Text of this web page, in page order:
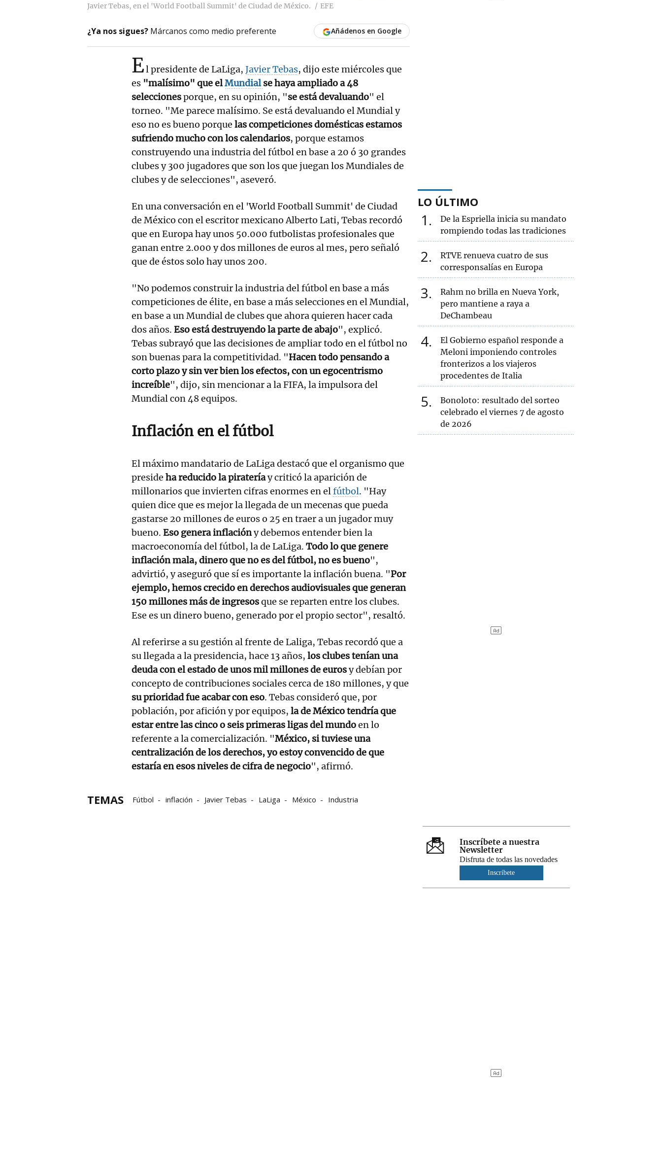
Javier Tebas, en el 'World Football Summit' de Ciudad de México. EFE
¿Ya nos sigues? Márcanos como medio preferente Añádenos en Google
El presidente de LaLiga, Javier Tebas, dijo este miércoles que
es "malísimo" que elMundialse haya ampliado a 48
seleccionesporque, en su opinión, "se está devaluando" el
torneo. "Me parece malísimo. Se está devaluando el Mundial y
eso no es bueno porque las competiciones domésticas estamos
sufriendo mucho con los calendarios, porque estamos
construyendo una industria del fútbol en base a 20 ó 30 grandes
clubes y 300 jugadores que son los que juegan los Mundiales de
clubes y de selecciones", aseveró.
En una conversación en el 'World Football Summit' de Ciudad
de México con el escritor mexicano Alberto Lati, Tebas recordó
que en Europa hay unos 50.000 futbolistas profesionales que
ganan entre 2.000 y dos millones de euros al mes, pero señaló
que de éstos solo hay unos 200.
"No podemos construir la industria del fútbol en base a más
competiciones de élite, en base a más selecciones en el Mundial,
en base a un Mundial de clubes que ahora quieren hacer cada
dos años. Eso está destruyendo la parte de abajo", explicó.
Tebas subrayó que las decisiones de ampliar todo en el fútbol no
son buenas para la competitividad. "Hacen todo pensando a
corto plazo y sin ver bien los efectos, con un egocentrismo
increíble", dijo, sin mencionar a la FIFA, la impulsora del
Mundial con 48 equipos.
Inflación en el fútbol
El máximo mandatario de LaLiga destacó que el organismo que
preside ha reducido la pirateríay criticó la aparición de
millonarios que invierten cifras enormes en elfútbol. "Hay
quien dice que es mejor la llegada de un mecenas que pueda
gastarse 20 millones de euros o 25 en traer a un jugador muy
bueno. Eso genera inflacióny debemos entender bien la
macroeconomía del fútbol, la de LaLiga. Todo lo que genere
inflación mala, dinero que no es del fútbol, no es bueno",
advirtió, y aseguró que sí es importante la inflación buena. "Por
ejemplo, hemos crecido en derechos audiovisuales que generan
150 millones más de ingresosque se reparten entre los clubes.
Ese es un dinero bueno, generado por el propio sector", resaltó.
Al referirse a su gestión al frente de Laliga, Tebas recordó que a
su llegada a la presidencia, hace 13 años, los clubes tenían una
deuda con el estado de unos mil millones de eurosy debían por
concepto de contribuciones sociales cerca de 180 millones, y que
su prioridad fue acabar con eso. Tebas consideró que, por
población, por afición y por equipos, la de México tendría que
estar entre las cinco o seis primeras ligas del mundoen lo
referente a la comercialización. "México, si tuviese una
centralización de los derechos, yo estoy convencido de que
estaría en esos niveles de cifra de negocio", afirmó.
TEMAS Fútbol inflación Javier Tebas LaLiga México Industria
LO ÚLTIMO
1
De la Espriella inicia su mandato
rompiendo todas las tradiciones
2
RTVE renueva cuatro de sus
corresponsalías en Europa
3
Rahm no brilla en Nueva York,
pero mantiene a raya a
DeChambeau
4
El Gobierno español responde a
Meloni imponiendo controles
fronterizos a los viajeros
procedentes de Italia
5
Bonoloto: resultado del sorteo
celebrado el viernes 7 de agosto
de 2026
Inscríbete a nuestra
Newsletter
Disfruta de todas las novedades
Inscríbete